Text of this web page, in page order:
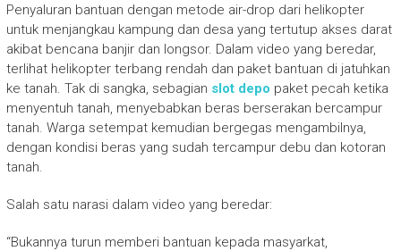
Penyaluran bantuan dengan metode air-drop dari helikopter
untuk menjangkau kampung dan desa yang tertutup akses darat
akibat bencana banjir dan longsor. Dalam video yang beredar,
terlihat helikopter terbang rendah dan paket bantuan di jatuhkan
ke tanah. Tak di sangka, sebagian slot depo paket pecah ketika
menyentuh tanah, menyebabkan beras berserakan bercampur
tanah. Warga setempat kemudian bergegas mengambilnya,
dengan kondisi beras yang sudah tercampur debu dan kotoran
tanah.
Salah satu narasi dalam video yang beredar:
“Bukannya turun memberi bantuan kepada masyarkat,